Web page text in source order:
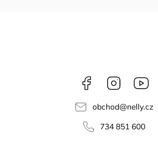
Facebook Instagram
obchod@nelly.cz
734 851 600